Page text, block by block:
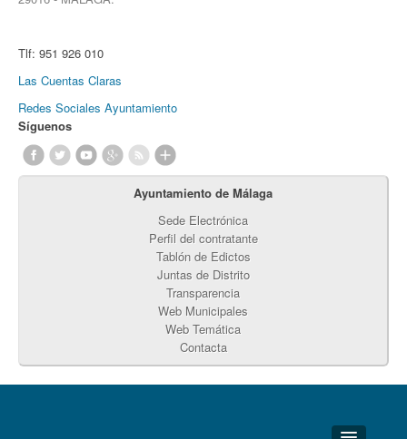
Tlf: 951 926 010
Las Cuentas Claras
Redes Sociales Ayuntamiento
Síguenos
Ayuntamiento de Málaga
Sede Electrónica
Perfil del contratante
Tablón de Edictos
Juntas de Distrito
Transparencia
Web Municipales
Web Temática
Contacta